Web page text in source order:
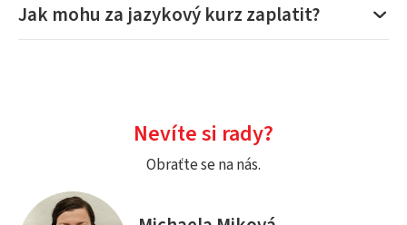
Jak mohu za jazykový kurz zaplatit?
Nevíte si rady?
Obraťte se na nás.